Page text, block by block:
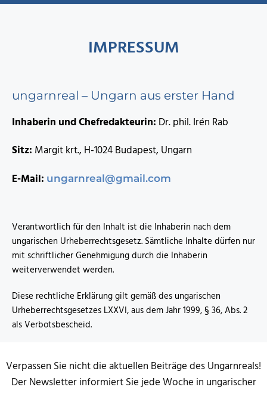
IMPRESSUM
ungarnreal – Ungarn aus erster Hand
Inhaberin und Chefredakteurin: Dr. phil. Irén Rab
Sitz: Margit krt., H-1024 Budapest, Ungarn
E-Mail: ungarnreal@gmail.com
Verantwortlich für den Inhalt ist die Inhaberin nach dem
ungarischen Urheberrechtsgesetz. Sämtliche Inhalte dürfen nur
mit schriftlicher Genehmigung durch die Inhaberin
weiterverwendet werden.
Diese rechtliche Erklärung gilt gemäß des ungarischen
Urheberrechtsgesetzes LXXVI, aus dem Jahr 1999, § 36, Abs. 2
als Verbotsbescheid.
Verpassen Sie nicht die aktuellen Beiträge des Ungarnreals!
Der Newsletter informiert Sie jede Woche in ungarischer